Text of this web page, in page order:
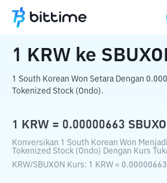
Beranda Konverter Kripto
1 KRW ke
1 South Korean Won Setara Dengan
Tokenized Stock (Ondo).
1 KRW = 0.00000663
Konversikan 1 South Korean Won
Tokenized Stock (Ondo) Dengan Kurs
KRW/SBUXON Kurs: 1 KRW = 0.00000663